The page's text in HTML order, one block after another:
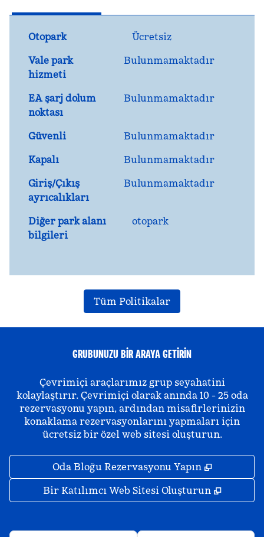
Otopark
Ücretsiz
Vale park
hizmeti
Bulunmamaktadır
EA şarj dolum
noktası
Bulunmamaktadır
Güvenli
Bulunmamaktadır
Kapalı
Bulunmamaktadır
Giriş/Çıkış
ayrıcalıkları
Bulunmamaktadır
Diğer park alanı
bilgileri
otopark
Tüm Politikalar
GRUBUNUZU BIR ARAYA GETIRIN
Çevrimiçi araçlarımız grup seyahatini
kolaylaştırır. Çevrimiçi olarak anında 10 - 25 oda
rezervasyonu yapın, ardından misafirlerinizin
konaklama rezervasyonlarını yapmaları için
ücretsiz bir özel web sitesi oluşturun.
Oda Bloğu Rezervasyonu Yapın ,
Bir Katılımcı Web Sitesi Oluşturun ,